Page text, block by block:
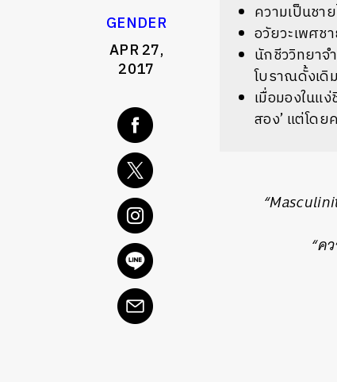
GENDER
APR 27,
2017
ความเป็นชา
อวัยวะเพศ
นักชีววิทยาจ
โบราณดั้งเดิ
เมื่อมองในแ
สอง’ แต่โด
“ค